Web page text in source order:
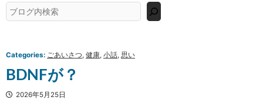
検
索
Categories: ごあいさつ, 健康, 小話, 思い
BDNFが？
2026年5月25日